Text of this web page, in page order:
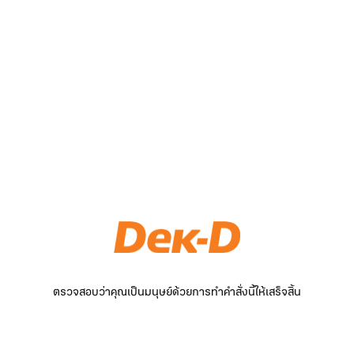
ตรวจสอบว่าคุณเป็นมนุษย์ด้วยการทำคำสั่งนี้ให้เสร็จสิ้น